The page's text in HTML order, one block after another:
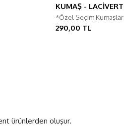
KUMAŞ - LACİVERT
*Özel Seçim Kumaşlar
290,00 TL
ürünlerden oluşur.